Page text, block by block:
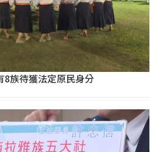
8族待獲法定原民身分